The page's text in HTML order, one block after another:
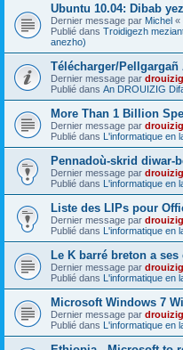
Ubuntu 10.04: Dibab
Dernier message par Michel «
Publié dans Troidigezh
anezho)
Télécharger/Pellgargañ
Dernier message par drouizig
Publié dans An DROUIZIG
More Than 1 Billion
Dernier message par drouizig
Publié dans L'informatique en
Pennadoù-skrid diwar-
Dernier message par drouizig
Publié dans L'informatique en
Liste des LIPs pour
Dernier message par drouizig
Publié dans L'informatique en
Le K barré breton a
Dernier message par drouizig
Publié dans L'informatique en
Microsoft Windows 7
Dernier message par drouizig
Publié dans L'informatique en